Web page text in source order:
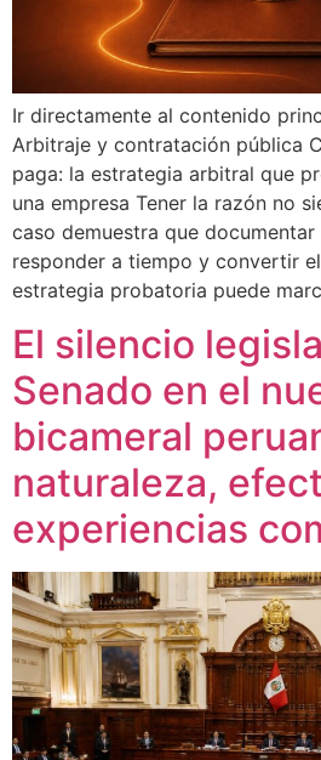
Ir directamente al contenido
Arbitraje y contratación pública
paga: la estrategia arbitral que
una empresa Tener la razón no
caso demuestra que
responder a tiempo y convertir
estrategia probatoria puede
El silencio
Senado en el
bicameral
naturaleza,
experiencias